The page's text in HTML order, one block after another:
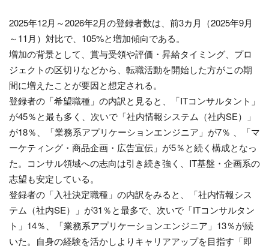
2025年12月～2026年2月の登録者数は、前3カ月（2025年9月
～11月）対比で、105%と増加傾向である。
増加の背景として、賞与受領や評価・昇給タイミング、プロ
ジェクトの区切りなどから、転職活動を開始した方がこの期
間に増えたことが要因と想定される。
登録者の「希望職種」の内訳と見ると、「ITコンサルタント」
が45％と最も多く、次いで「社内情報システム（社内SE）」
が18％、「業務系アプリケーションエンジニア」が7％ 、「マ
ーケティング・商品企画・広告宣伝」が5％と続く構成となっ
た。コンサル領域への志向は引き続き強く、IT基盤・企画系の
志望も安定している。
登録者の「入社決定職種」の内訳をみると、「社内情報シス
テム（社内SE）」が31％と最多で、次いで「ITコンサルタン
ト」14％、「業務系アプリケーションエンジニア」13％が続
いた。自身の経験を活かしよりキャリアアップを目指す「即